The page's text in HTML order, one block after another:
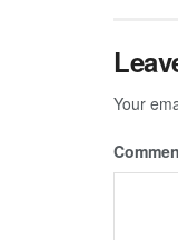
Your